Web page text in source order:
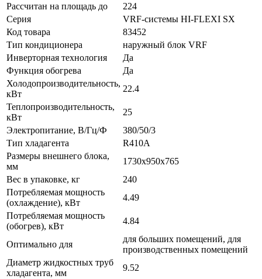
Рассчитан на площадь до
224
Серия
VRF-системы HI-FLEXI SX
Код товара
83452
Тип кондиционера
наружный блок VRF
Инверторная технология
Да
Функция обогрева
Да
Холодопроизводительность,
кВт
22.4
Теплопроизводительность,
кВт
25
Электропитание, В/Гц/Ф
380/50/3
Тип хладагента
R410A
Размеры внешнего блока,
мм
1730x950x765
Вес в упаковке, кг
240
Потребляемая мощность
(охлаждение), кВт
4.49
Потребляемая мощность
(обогрев), кВт
4.84
Оптимально для
для больших помещений, для
производственных помещений
Диаметр жидкостных труб
хладагента, мм
9.52